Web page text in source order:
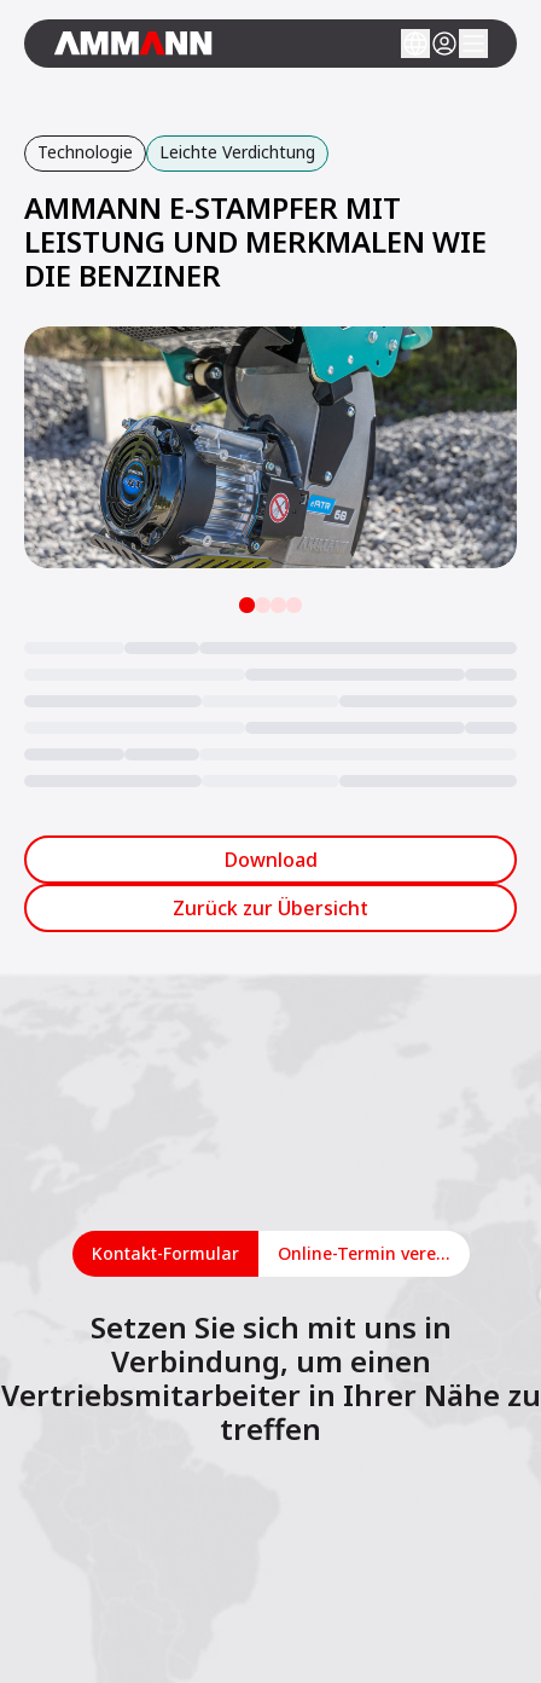
Technologie Leichte Verdichtung
AMMANN E-STAMPFER MIT
LEISTUNG UND MERKMALEN WIE
DIE BENZINER
Download
Zurück zur Übersicht
Kontakt-Formular Online-Termin vereinbaren
Setzen Sie sich mit uns in
Verbindung, um einen
Vertriebsmitarbeiter in Ihrer Nähe zu
treffen